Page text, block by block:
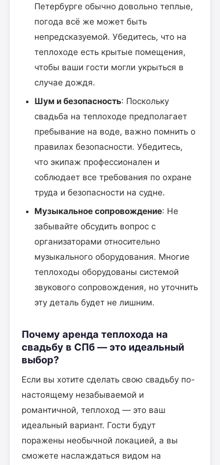
Петербурге обычно довольно теплые,
погода всё же может быть
непредсказуемой. Убедитесь, что на
теплоходе есть крытые помещения,
чтобы ваши гости могли укрыться в
случае дождя.
Шум и безопасность: Поскольку
свадьба на теплоходе предполагает
пребывание на воде, важно помнить о
правилах безопасности. Убедитесь,
что экипаж профессионален и
соблюдает все требования по охране
труда и безопасности на судне.
Музыкальное сопровождение: Не
забывайте обсудить вопрос с
организаторами относительно
музыкального оборудования. Многие
теплоходы оборудованы системой
звукового сопровождения, но уточнить
эту деталь будет не лишним.
Почему аренда теплохода на
свадьбу в СПб — это идеальный
выбор?
Если вы хотите сделать свою свадьбу по-
настоящему незабываемой и
романтичной, теплоход — это ваш
идеальный вариант. Гости будут
поражены необычной локацией, а вы
сможете наслаждаться видом на